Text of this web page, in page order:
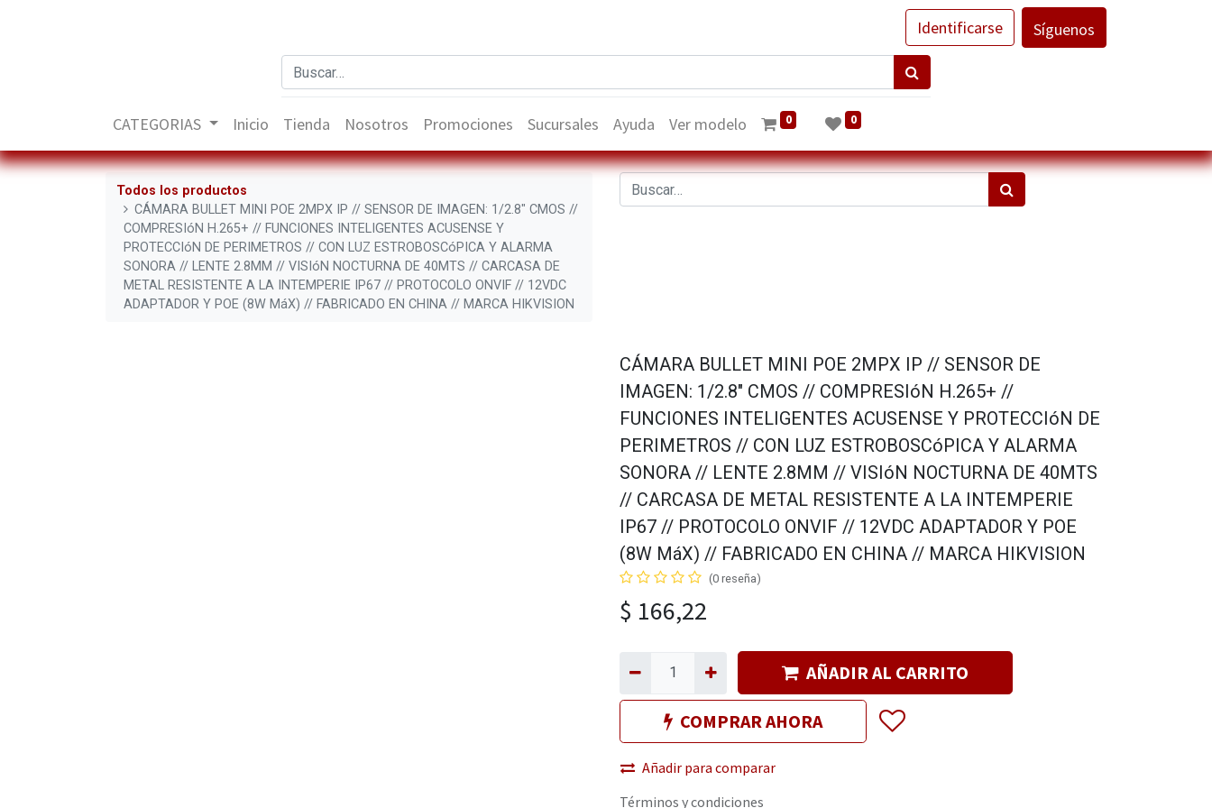
Identificarse Síguenos
CATEGORIAS Inicio Tienda Nosotros Promociones Sucursales Ayuda Ver modelo 0 0
Todos los productos
CÁMARA BULLET MINI POE 2MPX IP // SENSOR DE IMAGEN: 1/2.8" CMOS //
COMPRESIóN H.265+ // FUNCIONES INTELIGENTES ACUSENSE Y
PROTECCIóN DE PERIMETROS // CON LUZ ESTROBOSCóPICA Y ALARMA
SONORA // LENTE 2.8MM // VISIóN NOCTURNA DE 40MTS // CARCASA DE
METAL RESISTENTE A LA INTEMPERIE IP67 // PROTOCOLO ONVIF // 12VDC
ADAPTADOR Y POE (8W MáX) // FABRICADO EN CHINA // MARCA HIKVISION
CÁMARA BULLET MINI POE 2MPX IP // SENSOR DE
IMAGEN: 1/2.8" CMOS // COMPRESIóN H.265+ //
FUNCIONES INTELIGENTES ACUSENSE Y PROTECCIóN DE
PERIMETROS // CON LUZ ESTROBOSCóPICA Y ALARMA
SONORA // LENTE 2.8MM // VISIóN NOCTURNA DE 40MTS
// CARCASA DE METAL RESISTENTE A LA INTEMPERIE
IP67 // PROTOCOLO ONVIF // 12VDC ADAPTADOR Y POE
(8W MáX) // FABRICADO EN CHINA // MARCA HIKVISION
(0 reseña)
$ 166,22
AÑADIR AL CARRITO
COMPRAR AHORA
Añadir para comparar
Términos y condiciones